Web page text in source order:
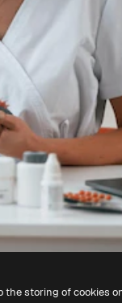
the storing of cookies